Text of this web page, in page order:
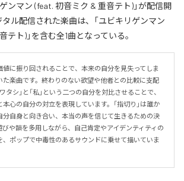
ンマン (feat. 初音ミク & 重音テト)」が配信開
ル配信された楽曲は、「ユビキリゲンマン
テト)」を含む全1曲となっている。
値に振り回されることで、本来の自分を見失ってしま
た楽曲です。終わりのない欲望や他者との比較に支配
タシ」と「私」という二つの自分を対比させることで、
心の自分の対立を表現しています。「指切り」は誰か
分自身と向き合い、本当の声を信じて生きるための決
や韻を多用しながら、自己肯定やアイデンティティの
、ポップで中毒性のあるサウンドに乗せて描いていま